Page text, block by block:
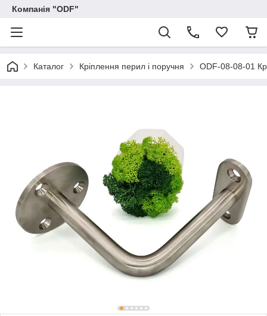
Компанія "ODF"
Каталог Кріплення перил і поручня ODF-08-08-01